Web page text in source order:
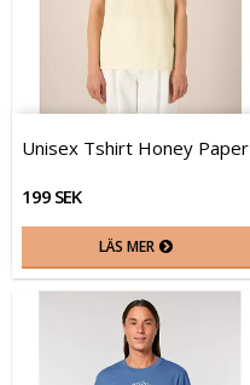
Unisex Tshirt Honey Paper
199 SEK
LÄS MER